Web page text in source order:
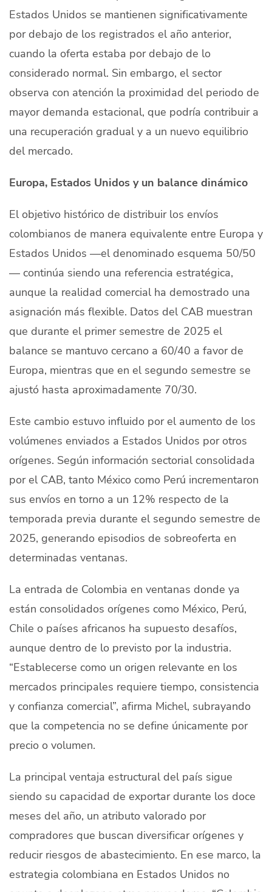
Estados Unidos se mantienen significativamente
por debajo de los registrados el año anterior,
cuando la oferta estaba por debajo de lo
considerado normal. Sin embargo, el sector
observa con atención la proximidad del periodo de
mayor demanda estacional, que podría contribuir a
una recuperación gradual y a un nuevo equilibrio
del mercado.
Europa, Estados Unidos y un balance dinámico
El objetivo histórico de distribuir los envíos
colombianos de manera equivalente entre Europa y
Estados Unidos —el denominado esquema 50/50
— continúa siendo una referencia estratégica,
aunque la realidad comercial ha demostrado una
asignación más flexible. Datos del CAB muestran
que durante el primer semestre de 2025 el
balance se mantuvo cercano a 60/40 a favor de
Europa, mientras que en el segundo semestre se
ajustó hasta aproximadamente 70/30.
Este cambio estuvo influido por el aumento de los
volúmenes enviados a Estados Unidos por otros
orígenes. Según información sectorial consolidada
por el CAB, tanto México como Perú incrementaron
sus envíos en torno a un 12% respecto de la
temporada previa durante el segundo semestre de
2025, generando episodios de sobreoferta en
determinadas ventanas.
La entrada de Colombia en ventanas donde ya
están consolidados orígenes como México, Perú,
Chile o países africanos ha supuesto desafíos,
aunque dentro de lo previsto por la industria.
“Establecerse como un origen relevante en los
mercados principales requiere tiempo, consistencia
y confianza comercial”, afirma Michel, subrayando
que la competencia no se define únicamente por
precio o volumen.
La principal ventaja estructural del país sigue
siendo su capacidad de exportar durante los doce
meses del año, un atributo valorado por
compradores que buscan diversificar orígenes y
reducir riesgos de abastecimiento. En ese marco, la
estrategia colombiana en Estados Unidos no